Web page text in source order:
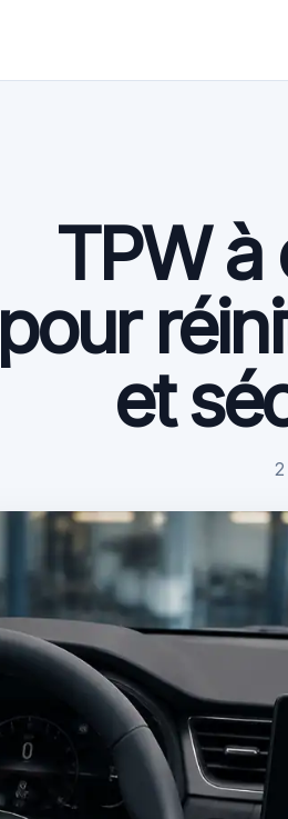
TPW à
pour
et
2